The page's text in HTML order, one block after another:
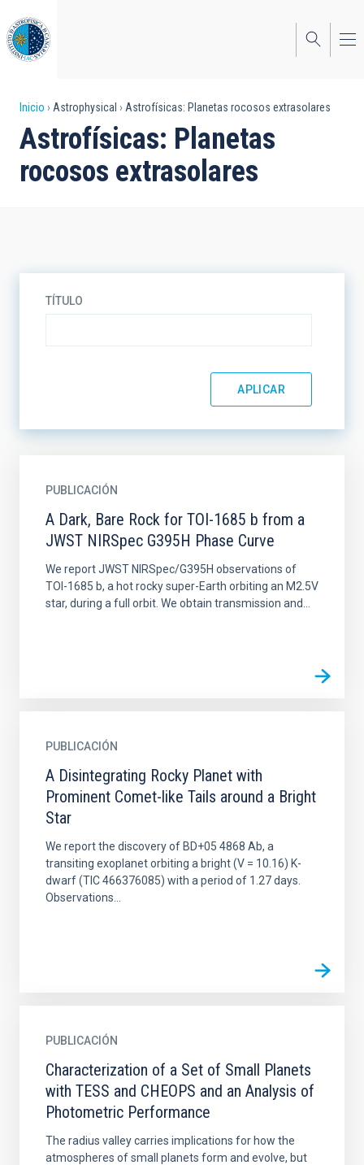
al
contenido
principal
Sobrescribir
enlaces
de
Inicio Astrophysical Astrofísicas: Planetas rocosos extrasolares
Astrofísicas: Planetas
rocosos extrasolares
TÍTULO
PUBLICACIÓN
A Dark, Bare Rock for TOI-1685 b from a
JWST NIRSpec G395H Phase Curve
We report JWST NIRSpec/G395H observations of
TOI-1685 b, a hot rocky super-Earth orbiting an M2.5V
star, during a full orbit. We obtain transmission and...
PUBLICACIÓN
A Disintegrating Rocky Planet with
Prominent Comet-like Tails around a Bright
Star
We report the discovery of BD+05 4868 Ab, a
transiting exoplanet orbiting a bright (V = 10.16) K-
dwarf (TIC 466376085) with a period of 1.27 days.
Observations...
PUBLICACIÓN
Characterization of a Set of Small Planets
with TESS and CHEOPS and an Analysis of
Photometric Performance
The radius valley carries implications for how the
atmospheres of small planets form and evolve, but